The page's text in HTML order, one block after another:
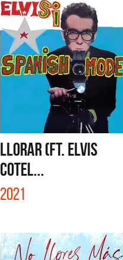
LLORAR (FT. ELVIS
COTEL...
2021